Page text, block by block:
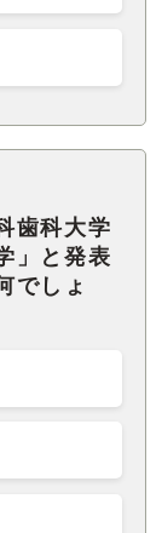
歯科大学
」と発表
でしょ